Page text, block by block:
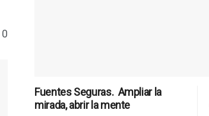
0
Fuentes Seguras. Ampliar la
mirada, abrir la mente